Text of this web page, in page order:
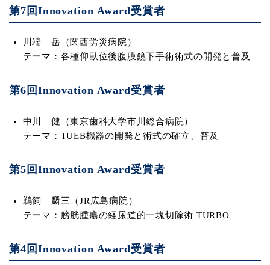
第7回Innovation Award受賞者
川端 岳（関西労災病院）
テーマ：各種仰臥位後腹膜鏡下手術術式の開発と普及
第6回Innovation Award受賞者
中川 健（東京歯科大学市川総合病院）
テーマ：TUEB機器の開発と術式の確立、普及
第5回Innovation Award受賞者
鵜飼 麟三（JR広島病院）
テーマ：膀胱腫瘍の経尿道的一塊切除術 TURBO
第4回Innovation Award受賞者